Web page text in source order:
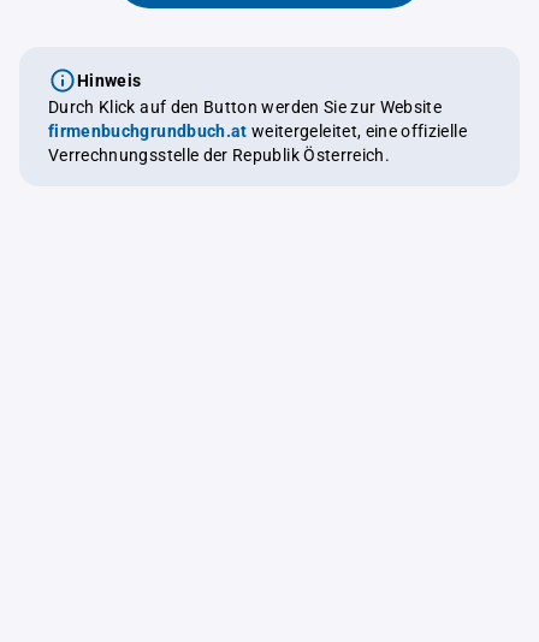
Hinweis
Durch Klick auf den Button werden Sie zur Website
firmenbuchgrundbuch.at weitergeleitet, eine offizielle
Verrechnungsstelle der Republik Österreich.